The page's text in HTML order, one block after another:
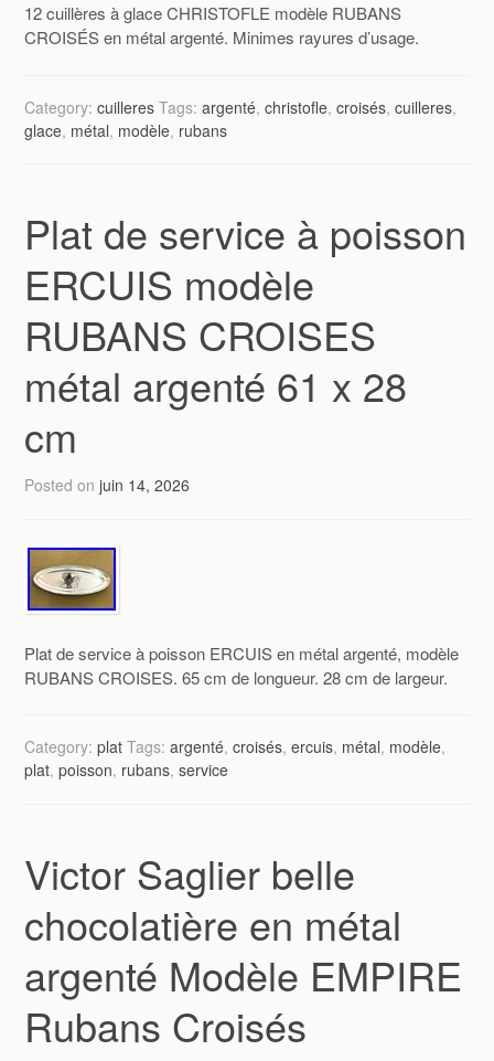
12 cuillères à glace CHRISTOFLE modèle RUBANS
CROISÉS en métal argenté. Minimes rayures d’usage.
Category:cuilleres Tags:argenté,christofle,croisés,cuilleres,
glace, métal, modèle, rubans
Plat de service à poisson
ERCUIS modèle
RUBANS CROISES
métal argenté 61 x 28
cm
Posted onjuin 14, 2026
Plat de service à poisson ERCUIS en métal argenté, modèle
RUBANS CROISES. 65 cm de longueur. 28 cm de largeur.
Category:plat Tags:argenté,croisés,ercuis, métal, modèle,
plat,poisson, rubans,service
Victor Saglier belle
chocolatière en métal
argenté Modèle EMPIRE
Rubans Croisés